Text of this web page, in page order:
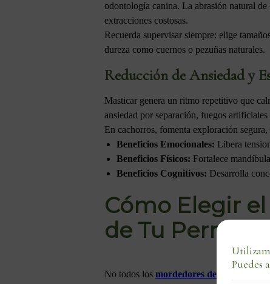
odontología canina. La abrasión natural
extracciones costosas.
Recuerda supervisar siempre: elige
dureza como cuernos o pezuñas naturales.
Reducción de Ansiedad y
Masticar genera un ritmo repetitivo que
ansiedad por separación, fuegos
En cachorros, fomenta exploración
Beneficios Emocionales: Libera
Beneficios Físicos: Fortalece
Beneficios Cognitivos: Desarrolla
Cómo Elegir
de Tu Perro
No todos los mordedores deshidratados
Puedes